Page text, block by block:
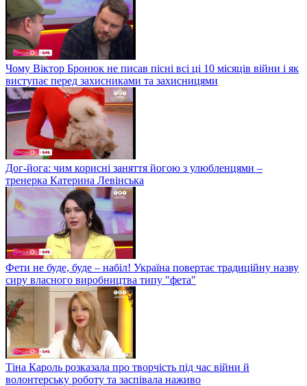
Чому Віктор Бронюк не писав пісні всі ці 10 місяців війни і як
виступає перед захисниками та захисницями
Дог-йога: чим корисні заняття йогою з улюбленцями –
тренерка Катерина Левінська
Фети не буде, буде – набіл! Україна повертає традиційну назву
сиру власного виробництва типу "фета"
Тіна Кароль розказала про творчість під час війни й
волонтерську роботу та заспівала наживо